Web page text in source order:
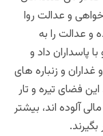
و عدالت روا
و عدالت را به
پاسداران داد و
و زنباره های
فضای تیره و تار
آلوده اند، بیشتر
بگیرند.